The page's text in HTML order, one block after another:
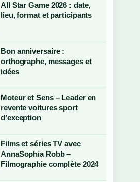
All Star Game 2026 : date,
lieu, format et participants
Bon anniversaire :
orthographe, messages et
idées
Moteur et Sens – Leader en
revente voitures sport
d’exception
Films et séries TV avec
AnnaSophia Robb –
Filmographie complète 2024